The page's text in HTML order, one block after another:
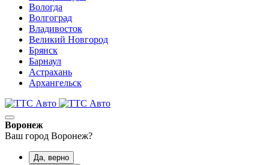
Вологда
Волгоград
Владивосток
Великий Новгород
Брянск
Барнаул
Астрахань
Архангельск
Воронеж
Ваш город Воронеж?
Да, верно